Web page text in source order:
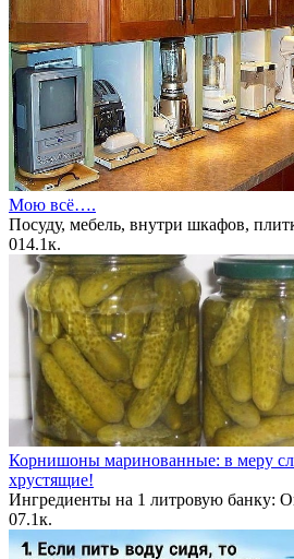
Мою всё….
Посуду, мебель, внутри шкафов,
014.1к.
Корнишоны маринованные: в меру
хрустящие!
Ингредиенты на 1 литровую банку:
07.1к.